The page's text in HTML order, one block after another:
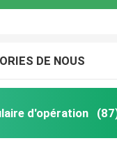
DE NOUS
d'opération